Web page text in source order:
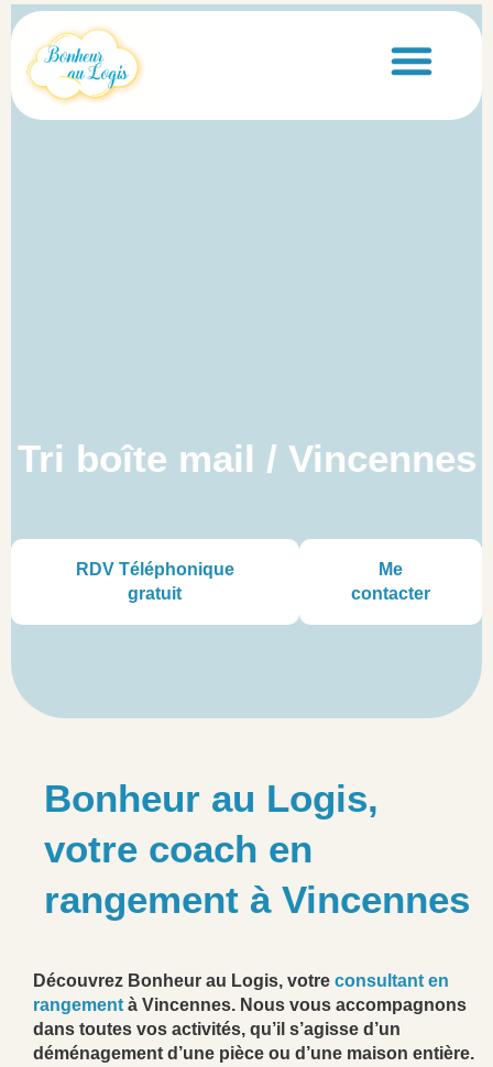
principal
Tri boîte mail / Vincennes
RDV Téléphonique
gratuit
Me
contacter
Bonheur au Logis,
votre coach en
rangement à Vincennes
Découvrez Bonheur au Logis, votre consultant en
rangement à Vincennes. Nous vous accompagnons
dans toutes vos activités, qu’il s’agisse d’un
déménagement d’une pièce ou d’une maison entière.